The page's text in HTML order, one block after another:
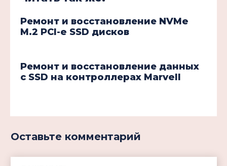
Ремонт и восстановление NVMe
M.2 PCI-e SSD дисков
Ремонт и восстановление данных
с SSD на контроллерах Marvell
Оставьте комментарий